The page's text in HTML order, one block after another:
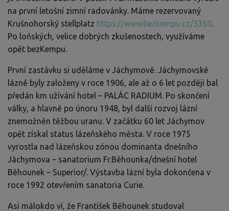
na první letošní zimní radovánky. Máme rezervovaný
Krušnohorský stellplatz https://www.bezkempu.cz/3350.
Po loňských, velice dobrých zkušenostech, využíváme
opět bezKempu.
První zastávku si uděláme v Jáchymově. Jáchymovské
lázně byly založeny v roce 1906, ale až o 6 let později bal
předán km užívání hotel – PALÁC RADIUM. Po skončení
války, a hlavně po únoru 1948, byl další rozvoj lázní
znemožněn těžbou uranu. V začátku 60 let Jáchymov
opět získal status lázeňského města. V roce 1975
vyrostla nad lázeňskou zónou dominanta dnešního
Jáchymova – sanatorium Fr.Běhounka/dnešní hotel
Běhounek – Superior/. Výstavba lázní byla dokončena v
roce 1992 otevřením sanatoria Curie.
Asi málokdo ví, že František Běhounek studoval